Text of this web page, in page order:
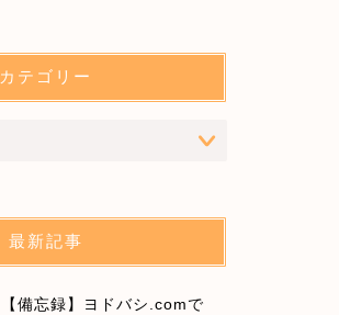
カテゴリー
最新記事
【備忘録】ヨドバシ.comで